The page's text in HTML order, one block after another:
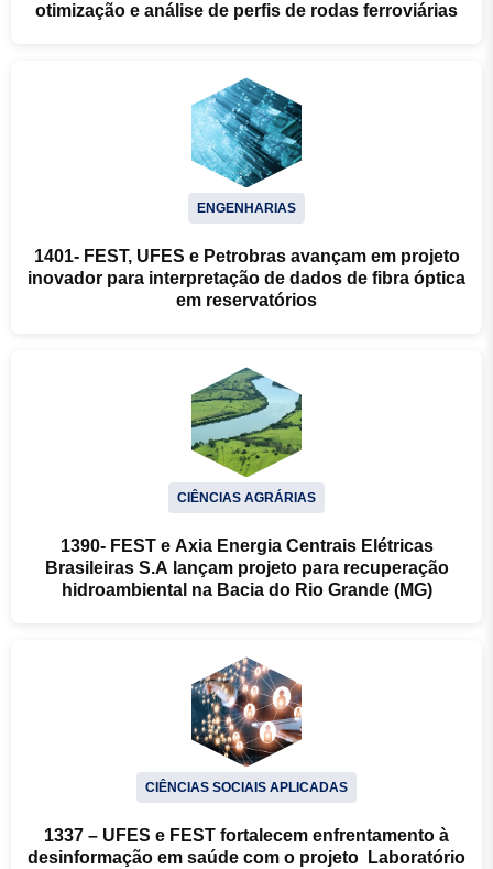
otimização e análise de perfis de rodas ferroviárias
ENGENHARIAS
1401- FEST, UFES e Petrobras avançam em projeto
inovador para interpretação de dados de fibra óptica
em reservatórios
CIÊNCIAS AGRÁRIAS
1390- FEST e Axia Energia Centrais Elétricas
Brasileiras S.A lançam projeto para recuperação
hidroambiental na Bacia do Rio Grande (MG)
CIÊNCIAS SOCIAIS APLICADAS
1337 – UFES e FEST fortalecem enfrentamento à
desinformação em saúde com o projeto Laboratório